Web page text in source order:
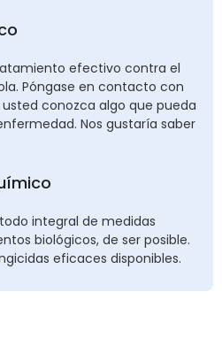
efectivo contra el
Póngase en contacto con
conozca algo que pueda
Nos gustaría saber
integral de medidas
biológicos, de ser posible.
eficaces disponibles.